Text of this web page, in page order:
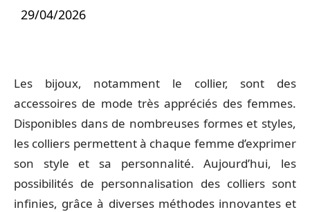
29/04/2026
Les bijoux, notamment le collier, sont des
accessoires de mode très appréciés des femmes.
Disponibles dans de nombreuses formes et styles,
les colliers permettent à chaque femme d’exprimer
son style et sa personnalité. Aujourd’hui, les
possibilités de personnalisation des colliers sont
infinies, grâce à diverses méthodes innovantes et